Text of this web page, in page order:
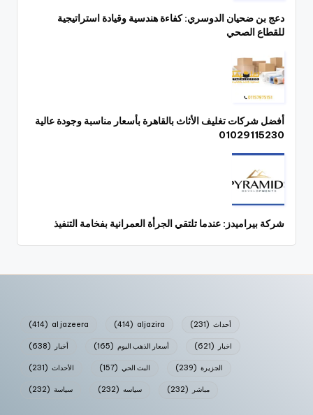
دعج بن ضحيان الدوسري: كفاءة هندسية وقيادة استراتيجية
للقطاع الصحي
أفضل شركات تغليف الأثاث بالقاهرة بأسعار مناسبة وجودة عالية
01029115230
شركة بيراميدز: عندما تلتقي الجرأة العمرانية بفخامة التنفيذ
al jazeera
(414) aljazira
(414) أحداث (231)
أخبار (638) أسعار الذهب اليوم (165) اخبار (621)
الأحداث (231) البث الحي (157) الجزيرة (239)
سياسة (232) سياسه (232) مباشر (232)